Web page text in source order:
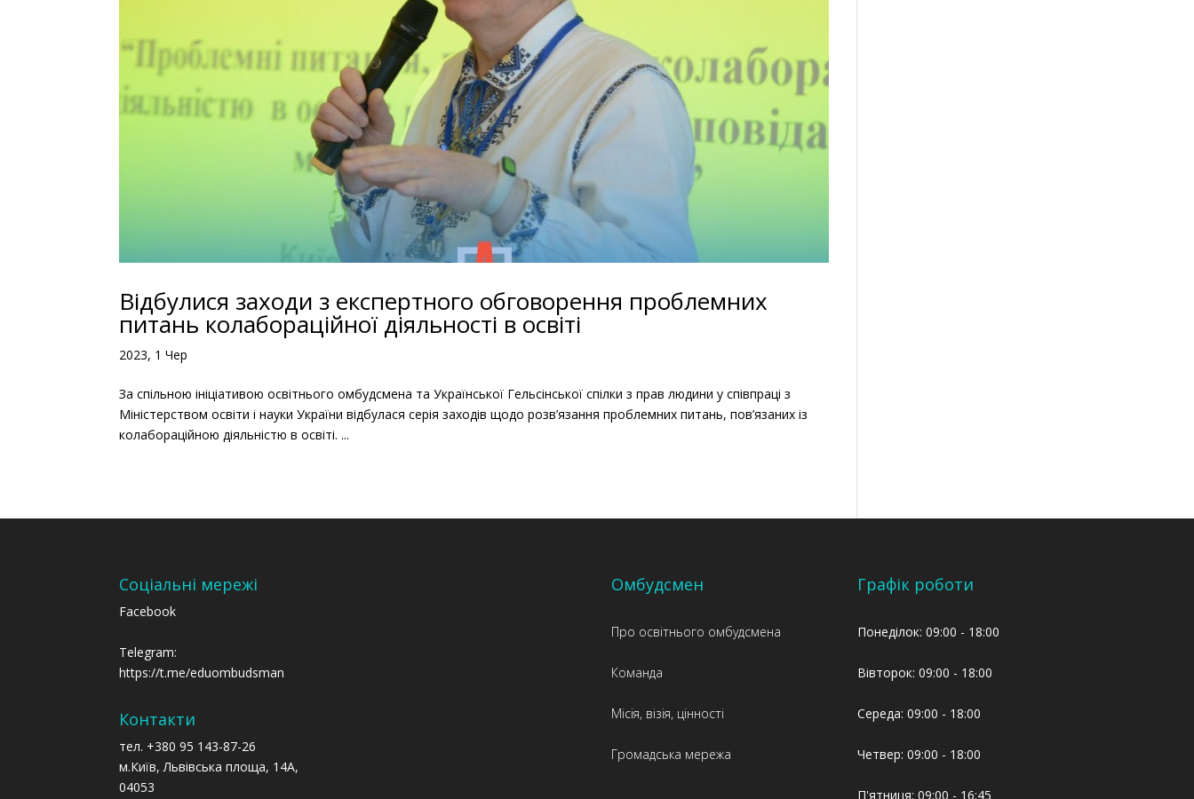
Відбулися заходи з експертного обговорення проблемних
питань колабораційної діяльності в освіті
2023, 1 Чер
За спільною ініціативою освітнього омбудсмена та Української Гельсінської спілки з прав людини у співпраці з
Міністерством освіти і науки України відбулася серія заходів щодо розв’язання проблемних питань, пов’язаних із
колабораційною діяльністю в освіті. ...
Соціальні мережі
Facebook
Telegram:
https://t.me/eduombudsman
Контакти
тел. +380 95 143-87-26
м.Київ, Львівська площа, 14А,
04053
Омбудсмен
Про освітнього омбудсмена
Команда
Місія, візія, цінності
Громадська мережа
Графік роботи
Понеділок: 09:00 - 18:00
Вівторок: 09:00 - 18:00
Середа: 09:00 - 18:00
Четвер: 09:00 - 18:00
П'ятниця: 09:00 - 16:45